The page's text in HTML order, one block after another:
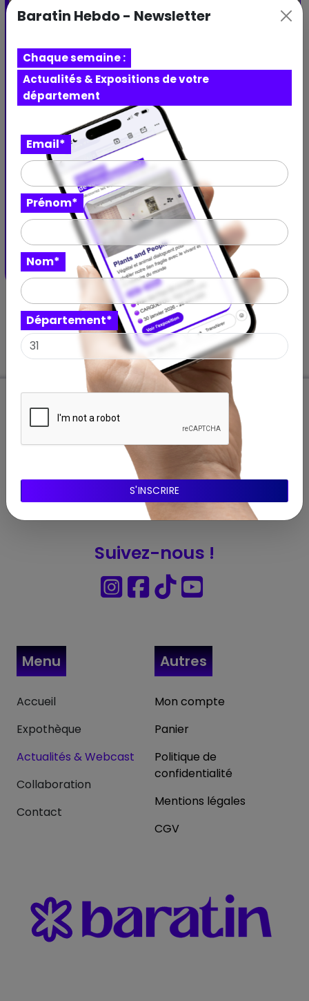
Vous méritez La Ville Côtière –
Tournée d’été en Occitanie
En triporteur, Maxime Callen vient à votre rencontre
pour vous présenter La Ville Côtière
Plage du lydia
LE BARCARÈS - Occitanie
09 juillet 2025 – 02 août 2025
Abonnnez-vous à notre Newsletter
Suivez-nous !
Menu
Accueil
Expothèque
Actualités & Webcast
Collaboration
Contact
Autres
Mon compte
Panier
Politique de
confidentialité
Mentions légales
CGV
Baratin Hebdo - Newsletter
Chaque semaine :
Actualités & Expositions de votre
département
Email*
Prénom*
Nom*
Département*